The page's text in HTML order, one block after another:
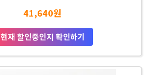
41,640원
현재 할인중인지 확인하기